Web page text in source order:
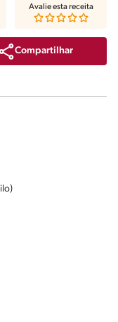
Compartilhar
Avalie esta receita